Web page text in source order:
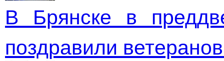
В Брянске в
поздравили